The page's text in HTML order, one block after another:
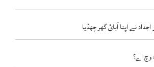
نے اپنا آبائ گھر چھڈیا
وچ اے؟